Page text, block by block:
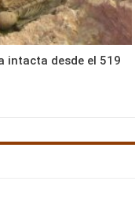
intacta desde el 519